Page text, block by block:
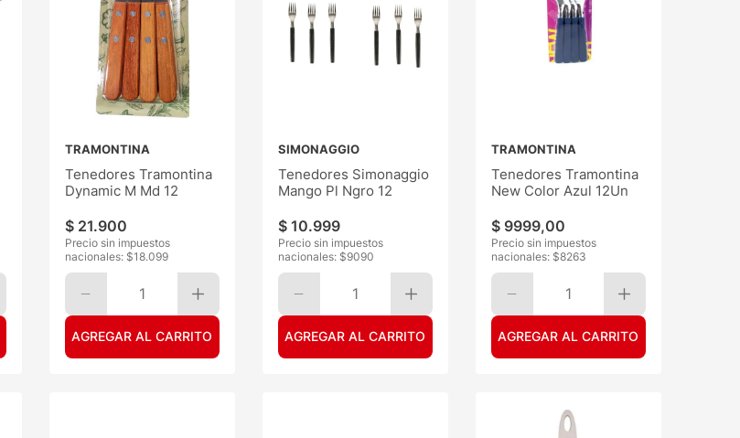
TRAMONTINA
Tenedores Tramontina
Dynamic M Md 12
$ 21.900
Precio sin impuestos
nacionales: $18.099
1
AGREGAR AL CARRITO
SIMONAGGIO
Tenedores Simonaggio
Mango Pl Ngro 12
$ 10.999
Precio sin impuestos
nacionales: $9090
1
AGREGAR AL CARRITO
TRAMONTINA
Tenedores Tramontina
New Color Azul 12Un
$ 9999,00
Precio sin impuestos
nacionales: $8263
1
AGREGAR AL CARRITO